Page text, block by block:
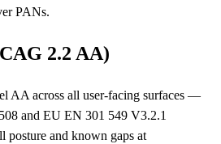
PANs.
2.2 AA)
AA across all user-facing surfaces —
and EU EN 301 549 V3.2.1
posture and known gaps at